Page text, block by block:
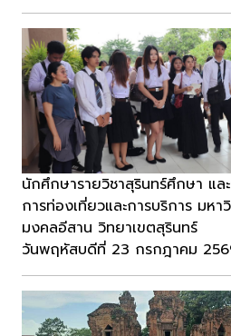
นักศึกษารายวิชาสุรินทร์ศึกษา แล
การท่องเที่ยวและการบริการ มหา
มงคลอีสาน วิทยาเขตสุรินทร์
วันพฤหัสบดีที่ 23 กรกฎาคม